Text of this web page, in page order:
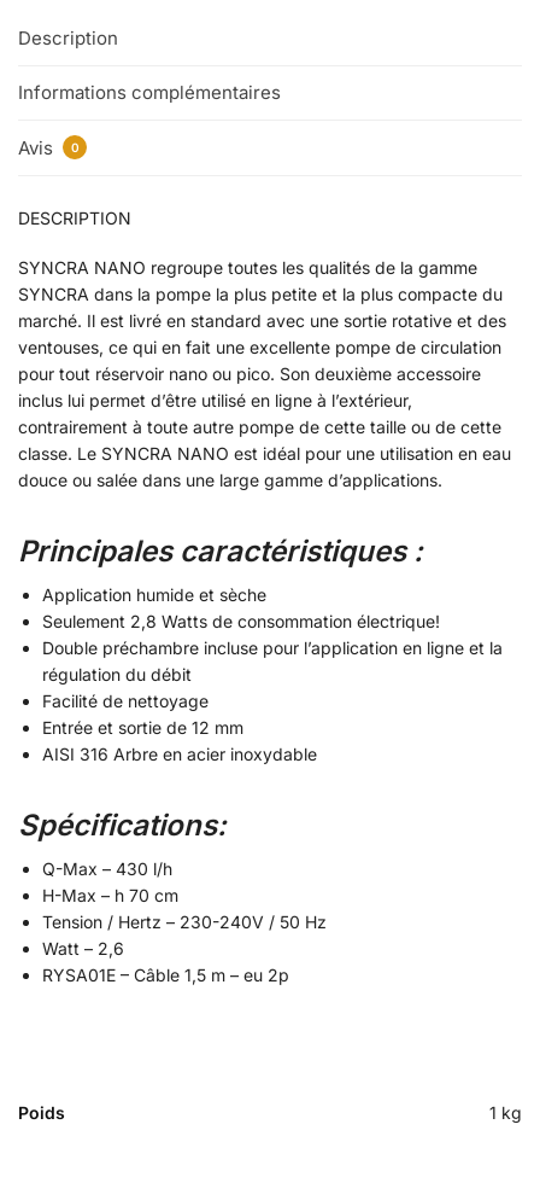
Description
Informations complémentaires
Avis 0
DESCRIPTION
SYNCRA NANO regroupe toutes les qualités de la gamme
SYNCRA dans la pompe la plus petite et la plus compacte du
marché. Il est livré en standard avec une sortie rotative et des
ventouses, ce qui en fait une excellente pompe de circulation
pour tout réservoir nano ou pico. Son deuxième accessoire
inclus lui permet d’être utilisé en ligne à l’extérieur,
contrairement à toute autre pompe de cette taille ou de cette
classe. Le SYNCRA NANO est idéal pour une utilisation en eau
douce ou salée dans une large gamme d’applications.
Principales caractéristiques :
Application humide et sèche
Seulement 2,8 Watts de consommation électrique!
Double préchambre incluse pour l’application en ligne et la
régulation du débit
Facilité de nettoyage
Entrée et sortie de 12 mm
AISI 316 Arbre en acier inoxydable
Spécifications:
Q-Max – 430 l/h
H-Max – h 70 cm
Tension / Hertz – 230-240V / 50 Hz
Watt – 2,6
RYSA01E – Câble 1,5 m – eu 2p
Poids 1 kg